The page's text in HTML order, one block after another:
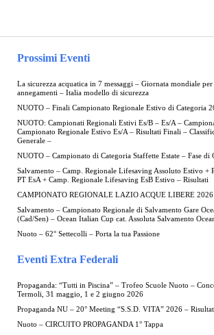
Prossimi Eventi
La sicurezza acquatica in 7 messaggi – Giornata mondiale
annegamenti – Italia modello di sicurezza
NUOTO – Finali Campionato Regionale Estivo di Categoria
NUOTO: Campionati Regionali Estivi Es/B – Es/A –
Campionato Regionale Estivo Es/A – Risultati Finali –
Generale –
NUOTO – Campionato di Categoria Staffette Estate – Fase di
Salvamento – Camp. Regionale Lifesaving Assoluto Estivo +
PT EsA + Camp. Regionale Lifesaving EsB Estivo – Risultati
CAMPIONATO REGIONALE LAZIO ACQUE LIBERE 2026
Salvamento – Campionato Regionale di Salvamento Gare
(Cad/Sen) – Ocean Italian Cup cat. Assoluta Salvamento
Nuoto – 62° Settecolli – Porta la tua Passione
Eventi Extra Federali
Propaganda: “Tutti in Piscina” – Trofeo Scuole Nuoto –
Termoli, 31 maggio, 1 e 2 giugno 2026
Propaganda NU – 20° Meeting “S.S.D. VITA” 2026 –
Nuoto – CIRCUITO PROPAGANDA 1° Tappa